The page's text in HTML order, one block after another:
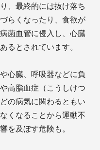
、最終的には抜け落ち
らくなったり、食欲が
菌血管に侵入し、心臓
るとされています。
心臓、呼吸器などに負
高脂血症（こうしけつ
の病気に関わるともい
くなることから運動不
を及ぼす危険も。